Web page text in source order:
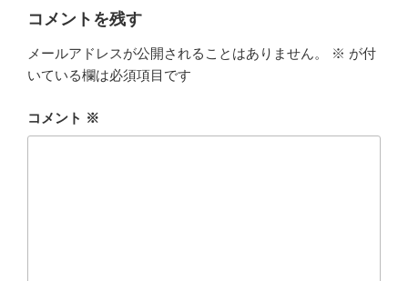
b
o
t
r
コメントを残す
メールアドレスが公開されることはありません。 ※ が付
いている欄は必須項目です
コメント ※